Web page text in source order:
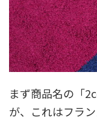
まず商品名の「
が、これはフラ